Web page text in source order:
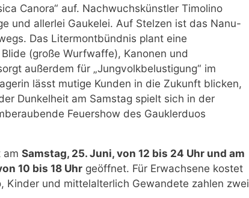
Canora“ auf. Nachwuchskünstler Timolino
und allerlei Gaukelei. Auf Stelzen ist das Nanu-
Das Litermontbündnis plant eine
(große Wurfwaffe), Kanonen und
außerdem für „Jungvolkbelustigung“ im
lässt mutige Kunden in die Zukunft blicken,
Dunkelheit am Samstag spielt sich in der
Feuershow des Gauklerduos
am Samstag, 25. Juni, von 12 bis 24 Uhr und am
10 bis 18 Uhr geöffnet. Für Erwachsene kostet
Kinder und mittelalterlich Gewandete zahlen zwei